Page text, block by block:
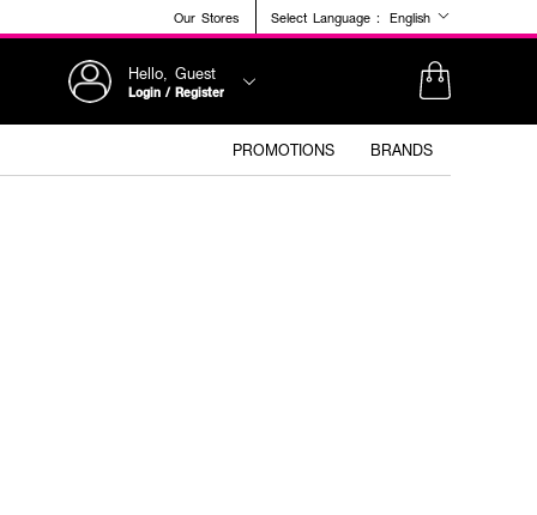
Our Stores Select Language : English
Hello, Guest
Login / Register
PROMOTIONS BRANDS